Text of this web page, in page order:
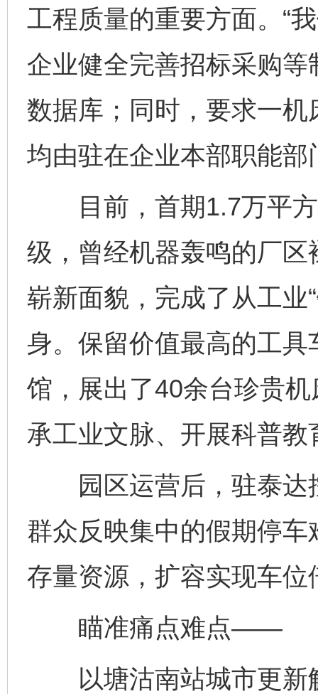
工程质量的重要方面。“
企业健全完善招标采购等
数据库；同时，要求一
均由驻在企业本部职能部
目前，首期1.7万平方
级，曾经机器轰鸣的厂
崭新面貌，完成了从工业
身。保留价值最高的工
馆，展出了40余台珍贵
承工业文脉、开展科普教
园区运营后，驻泰达
群众反映集中的假期停
存量资源，扩容实现车位
瞄准痛点难点——
以塘沽南站城市更新